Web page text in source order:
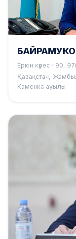
Еркін күрес · 90,
Қазақстан,
Каменка ауылы